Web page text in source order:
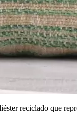
reciclado que